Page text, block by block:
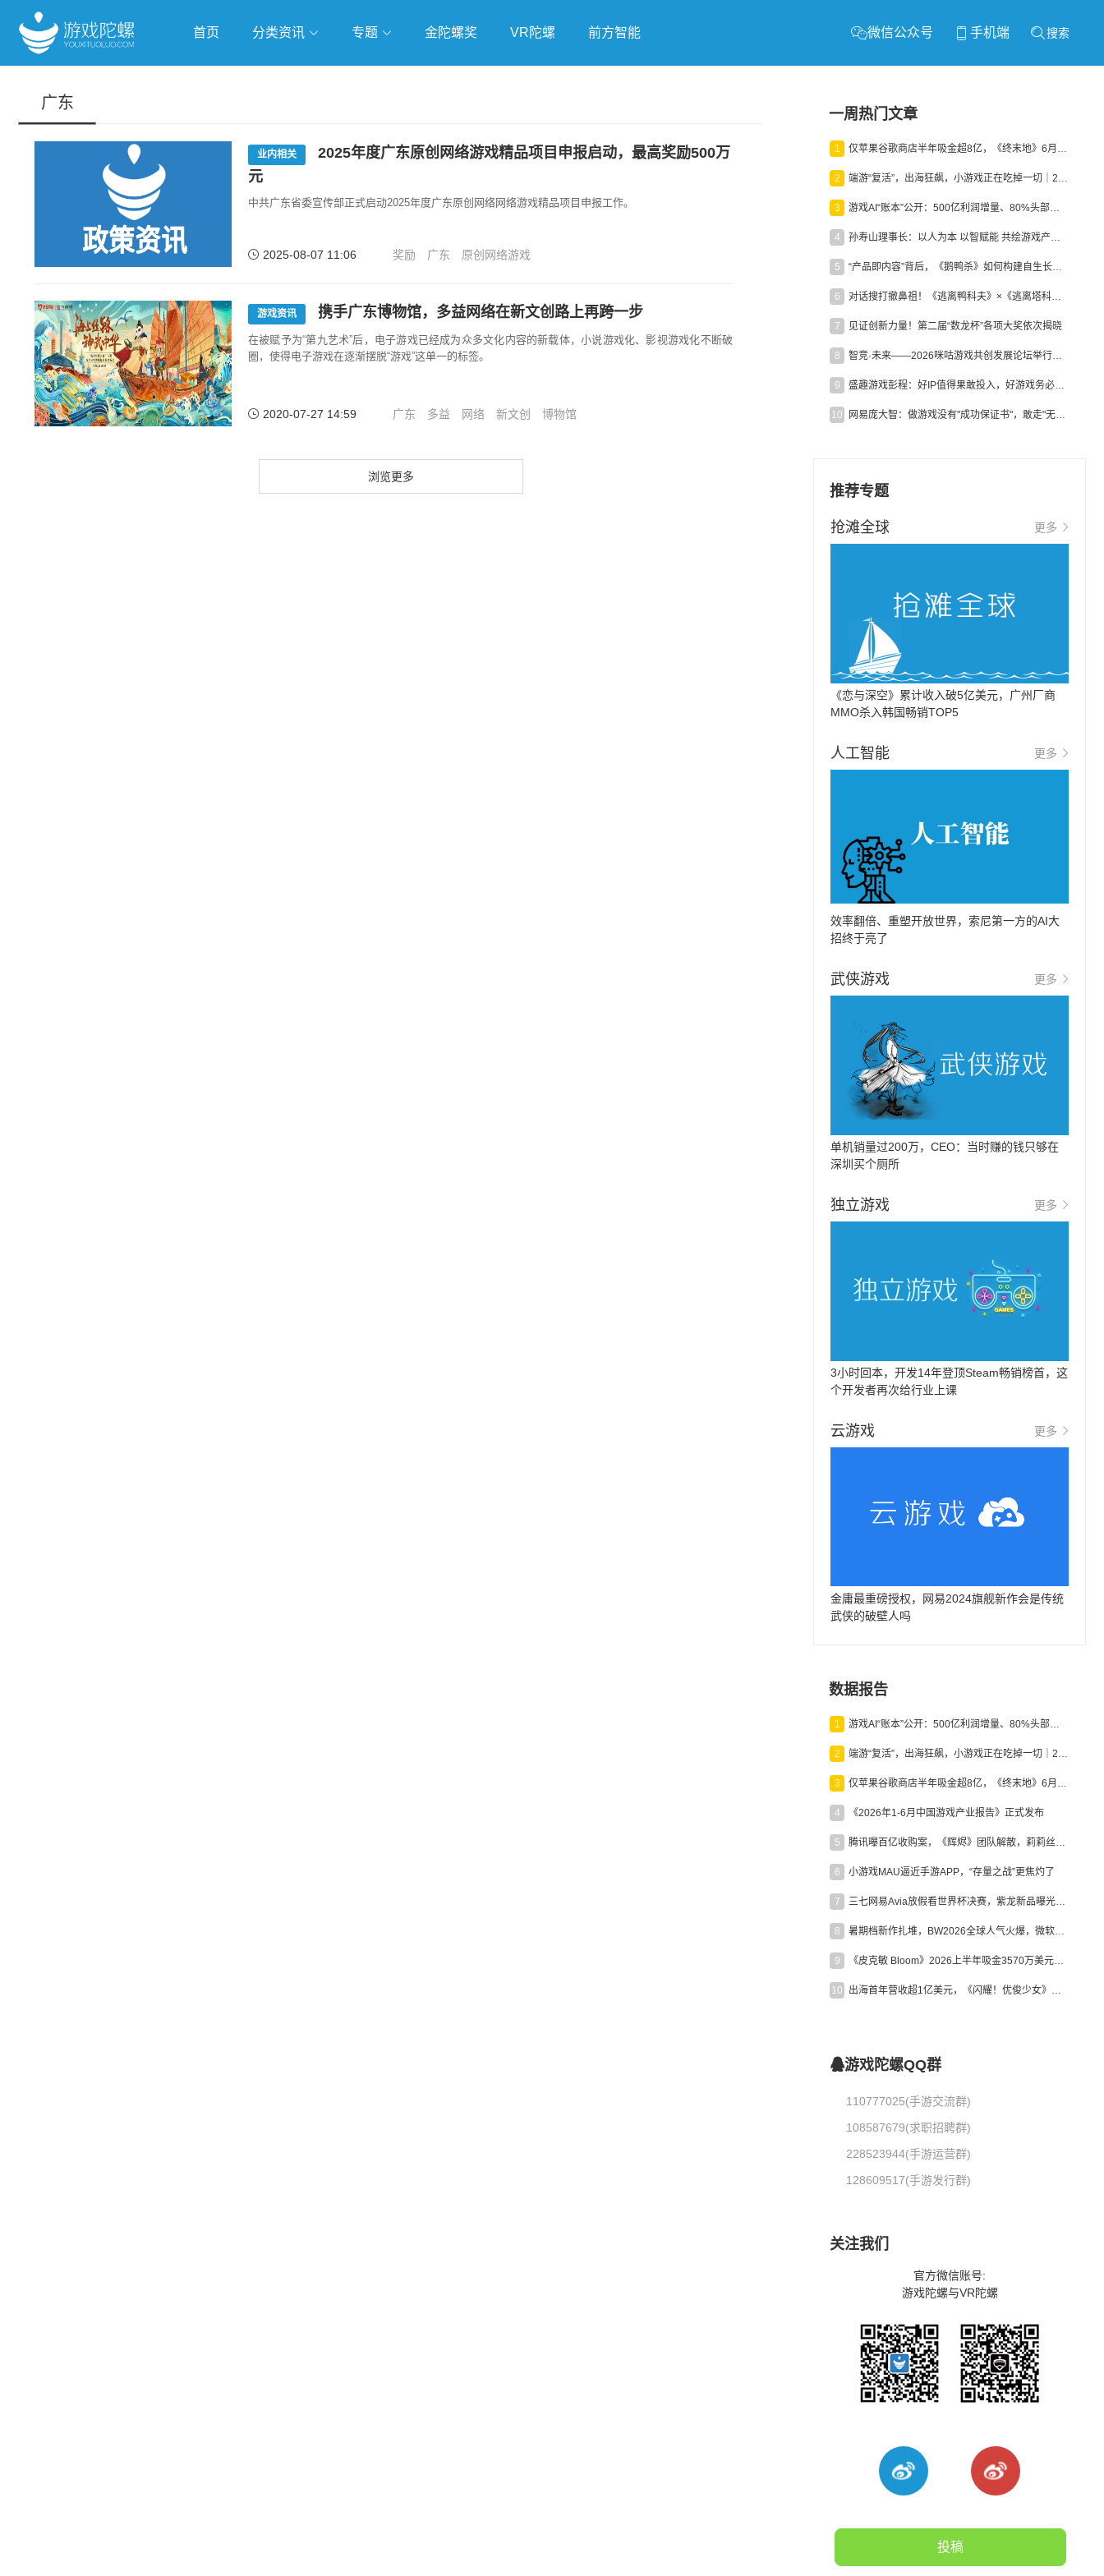
首页 分类资讯 专题 金陀螺奖 VR陀螺 前方智能 微信公众号 手机端 搜索
广东
业内相关
2025年度广东原创网络游戏精品项目申报启动，最高奖励500万
元
中共广东省委宣传部正式启动2025年度广东原创网络网络游戏精品项目申报工作。
2025-08-07 11:06 奖励 广东 原创网络游戏
游戏资讯 携手广东博物馆，多益网络在新文创路上再跨一步
在被赋予为“第九艺术”后，电子游戏已经成为众多文化内容的新载体，小说游戏化、影视游戏化不断破
圈，使得电子游戏在逐渐摆脱“游戏”这单一的标签。
2020-07-27 14:59 广东 多益 网络 新文创 博物馆
浏览更多
一周热门文章
1 仅苹果谷歌商店半年吸金超8亿，《终末地》6月份收入显著回暖
2 端游“复活”，出海狂飙，小游戏正在吃掉一切｜2026上半年产业报告
3 游戏AI“账本”公开：500亿利润增量、80%头部入局，谁在闷声发财？
4 孙寿山理事长：以人为本 以智赋能 共绘游戏产业高质量发展新图景
5 “产品即内容”背后，《鹅鸭杀》如何构建自生长生态？
6 对话搜打撤鼻祖！《逃离鸭科夫》×《逃离塔科夫》官方线下沙龙落幕
7 见证创新力量！第二届“数龙杯”各项大奖依次揭晓
8 智竞·未来——2026咪咕游戏共创发展论坛举行：聚力精品内容、AI创作与电竞生态，共建高品质益智健康游戏社区
9 盛趣游戏彭程：好IP值得果敢投入，好游戏务必长效经营
10 网易庞大智：做游戏没有"成功保证书"，敢走"无人区"才是真原创
推荐专题
抢滩全球 更多
《恋与深空》累计收入破5亿美元，广州厂商
MMO杀入韩国畅销TOP5
人工智能 更多
效率翻倍、重塑开放世界，索尼第一方的AI大
招终于亮了
武侠游戏 更多
单机销量过200万，CEO：当时赚的钱只够在
深圳买个厕所
独立游戏 更多
3小时回本，开发14年登顶Steam畅销榜首，这
个开发者再次给行业上课
云游戏 更多
金庸最重磅授权，网易2024旗舰新作会是传统
武侠的破壁人吗
数据报告
1 游戏AI“账本”公开：500亿利润增量、80%头部入局，谁在闷声发财？
2 端游“复活”，出海狂飙，小游戏正在吃掉一切｜2026上半年产业报告
3 仅苹果谷歌商店半年吸金超8亿，《终末地》6月份收入显著回暖
4 《2026年1-6月中国游戏产业报告》正式发布
5 腾讯曝百亿收购案，《辉烬》团队解散，莉莉丝新作曝光｜陀螺周报
6 小游戏MAU逼近手游APP，“存量之战”更焦灼了
7 三七网易Avia放假看世界杯决赛，紫龙新品曝光，米哈游新作上线 | 陀螺周报
8 暑期档新作扎堆，BW2026全球人气火爆，微软XBOX大裁员|陀螺周报
9 《皮克敏 Bloom》2026上半年吸金3570万美元，中国台湾成最大市场
10 出海首年营收超1亿美元，《闪耀！优俊少女》美国市场占比达七成
游戏陀螺QQ群
110777025(手游交流群)
108587679(求职招聘群)
228523944(手游运营群)
128609517(手游发行群)
关注我们
官方微信账号:
游戏陀螺与VR陀螺
投稿